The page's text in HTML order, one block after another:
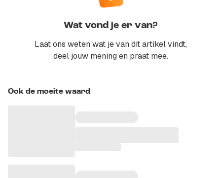
Wat vond je er van?
Laat ons weten wat je van dit artikel vindt,
deel jouw mening en praat mee.
Ook de moeite waard